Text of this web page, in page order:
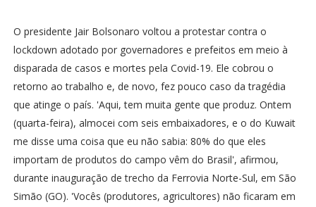
O presidente Jair Bolsonaro voltou a protestar contra o
lockdown adotado por governadores e prefeitos em meio à
disparada de casos e mortes pela Covid-19. Ele cobrou o
retorno ao trabalho e, de novo, fez pouco caso da tragédia
que atinge o país. 'Aqui, tem muita gente que produz. Ontem
(quarta-feira), almocei com seis embaixadores, e o do Kuwait
me disse uma coisa que eu não sabia: 80% do que eles
importam de produtos do campo vêm do Brasil', afirmou,
durante inauguração de trecho da Ferrovia Norte-Sul, em São
Simão (GO). 'Vocês (produtores, agricultores) não ficaram em